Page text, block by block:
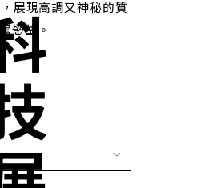
展現高調又神秘的質
慾望。